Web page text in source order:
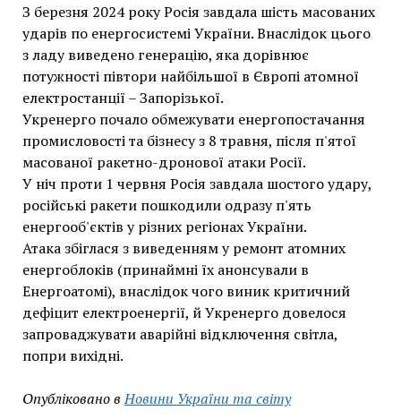
З березня 2024 року Росія завдала шість масованих
ударів по енергосистемі України. Внаслідок цього
з ладу виведено генерацію, яка дорівнює
потужності півтори найбільшої в Європі атомної
електростанції – Запорізької.
Укренерго почало обмежувати енергопостачання
промисловості та бізнесу з 8 травня, після п'ятої
масованої ракетно-дронової атаки Росії.
У ніч проти 1 червня Росія завдала шостого удару,
російські ракети пошкодили одразу п'ять
енергооб'єктів у різних регіонах України.
Атака збіглася з виведенням у ремонт атомних
енергоблоків (принаймні їх анонсували в
Енергоатомі), внаслідок чого виник критичний
дефіцит електроенергії, й Укренерго довелося
запроваджувати аварійні відключення світла,
попри вихідні.
Опубліковано в Новини України та світу